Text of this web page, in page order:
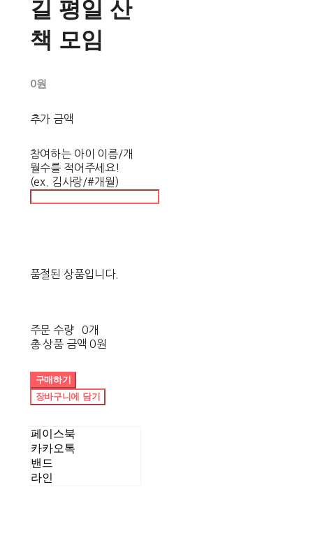
길 평일 산
책 모임
0원
추가 금액
참여하는 아이 이름/개
월수를 적어주세요!
(ex. 김사랑/#개월)
품절된 상품입니다.
주문 수량
0개
총 상품 금액 0원
구매하기
장바구니에 담기
페이스북
카카오톡
밴드
라인